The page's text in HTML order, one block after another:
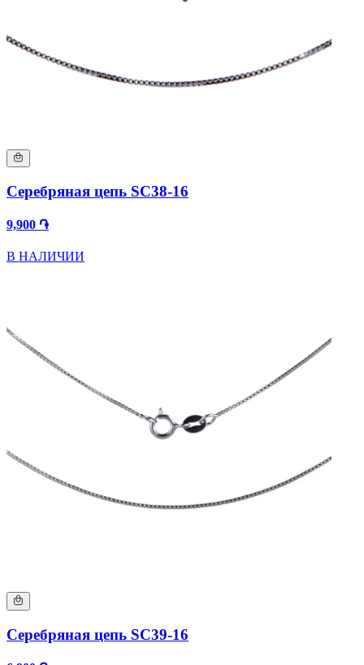
Серебряная цепь SC38-16
9,900 ֏
В НАЛИЧИИ
Серебряная цепь SC39-16